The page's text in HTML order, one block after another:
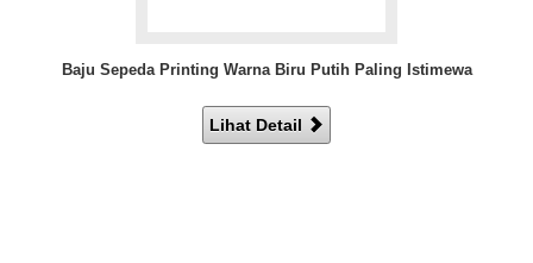
Baju Sepeda Printing Warna Biru Putih Paling Istimewa
Lihat Detail